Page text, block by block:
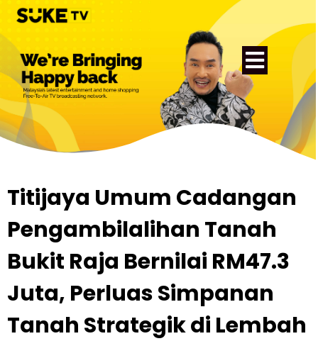
Titijaya Umum Cadangan
Pengambilalihan Tanah
Bukit Raja Bernilai RM47.3
Juta, Perluas Simpanan
Tanah Strategik di Lembah